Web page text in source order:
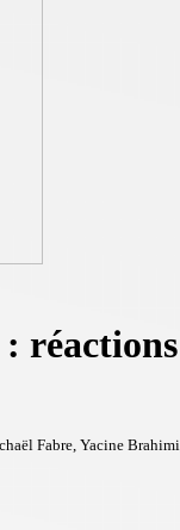
réactions
Fabre, Yacine